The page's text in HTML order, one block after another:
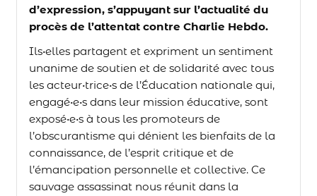
d’expression, s’appuyant sur l’actualité du
procès de l’attentat contre Charlie Hebdo.
Ils•elles partagent et expriment un sentiment
unanime de soutien et de solidarité avec tous
les acteur•trice•s de l’Éducation nationale qui,
engagé•e•s dans leur mission éducative, sont
exposé•e•s à tous les promoteurs de
l’obscurantisme qui dénient les bienfaits de la
connaissance, de l’esprit critique et de
l’émancipation personnelle et collective. Ce
sauvage assassinat nous réunit dans la